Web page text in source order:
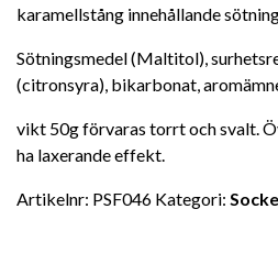
karamellstång innehållande
Sötningsmedel (Maltitol),
(citronsyra), bikarbonat,
vikt 50g förvaras torrt och svalt.
ha laxerande effekt.
Artikelnr: PSF046 Kategori: